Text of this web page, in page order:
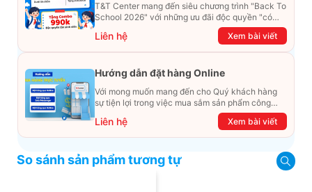
T&T Center mang đến siêu chương trình "Back To
School 2026" với những ưu đãi độc quyền "có
một không hai". Đừng để chiếc ví phải "ét-ô-ét",
cùng khám phá ngay ưu đãi siêu khủng dưới đây
nhé!
Liên hệ Xem bài viết
Hướng dẫn đặt hàng Online
Với mong muốn mang đến cho Quý khách hàng
sự tiện lợi trong việc mua sắm sản phẩm công
nghệ từ xa. Trong bài viết này, T&T Center sẽ
hướng dẫn chi tiết cách mua hàng trực tuyến qua
các kênh online Website, Zalo, Messenger và
dễ dàng và nhanh chóng nhất. Cùng xem ngay
Liên hệ Xem bài viết
So sánh sản phẩm tương tự